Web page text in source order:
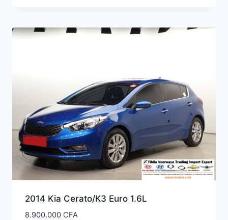
2014 Kia Cerato/K3 Euro 1.6L
8.900.000 CFA